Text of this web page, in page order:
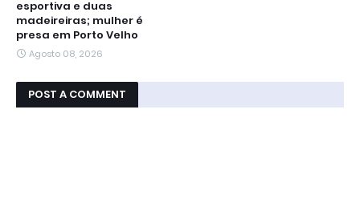
esportiva e duas
madeireiras; mulher é
presa em Porto Velho
Agosto 08, 2026
POST A COMMENT